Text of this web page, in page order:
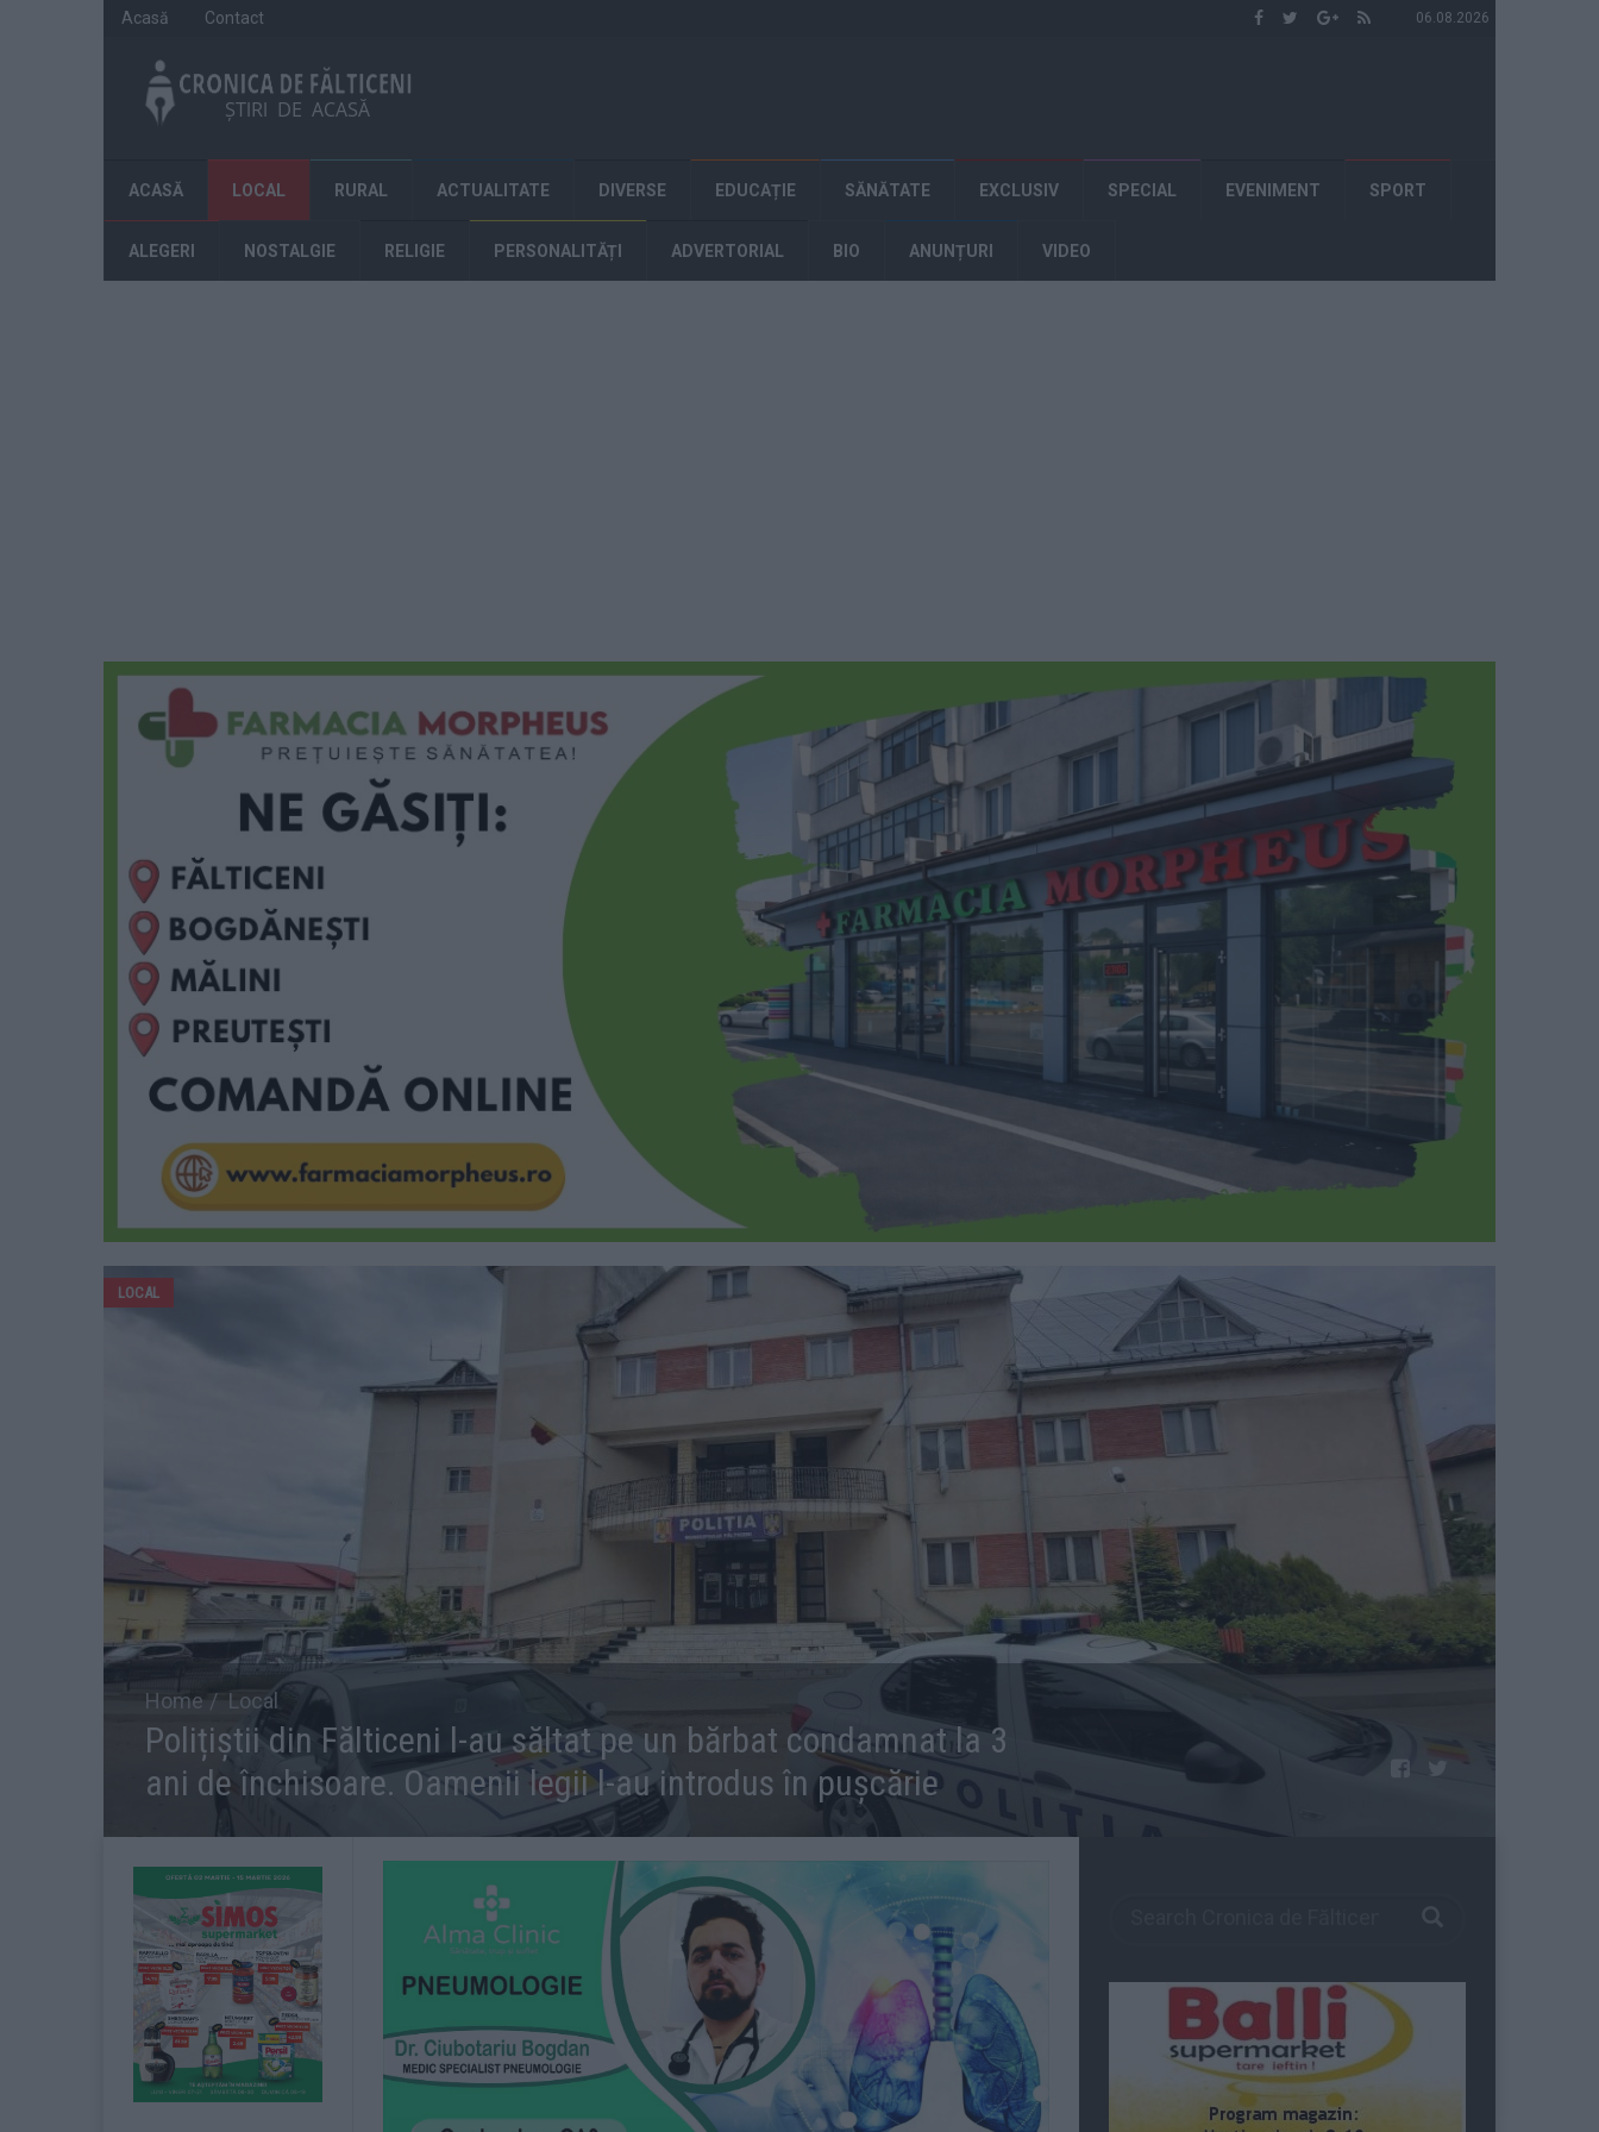
06.08.2026
Acasă Contact
ACASĂ LOCAL RURAL ACTUALITATE DIVERSE EDUCAȚIE SĂNĂTATE EXCLUSIV SPECIAL EVENIMENT SPORT
ALEGERI NOSTALGIE RELIGIE PERSONALITĂȚI ADVERTORIAL BIO ANUNȚURI VIDEO
LOCAL
Home Local
Polițiștii din Fălticeni l-au săltat pe un bărbat condamnat la 3
ani de închisoare. Oamenii legii l-au introdus în pușcărie